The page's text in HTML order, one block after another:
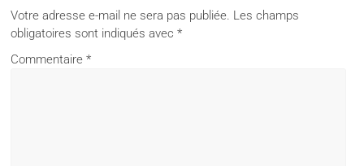
Votre adresse e-mail ne sera pas publiée. Les champs
obligatoires sont indiqués avec*
Commentaire*